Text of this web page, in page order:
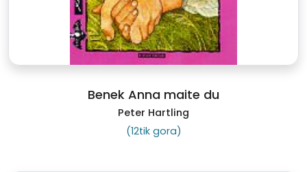
Benek Anna maite du
Peter Hartling
(12tik gora)